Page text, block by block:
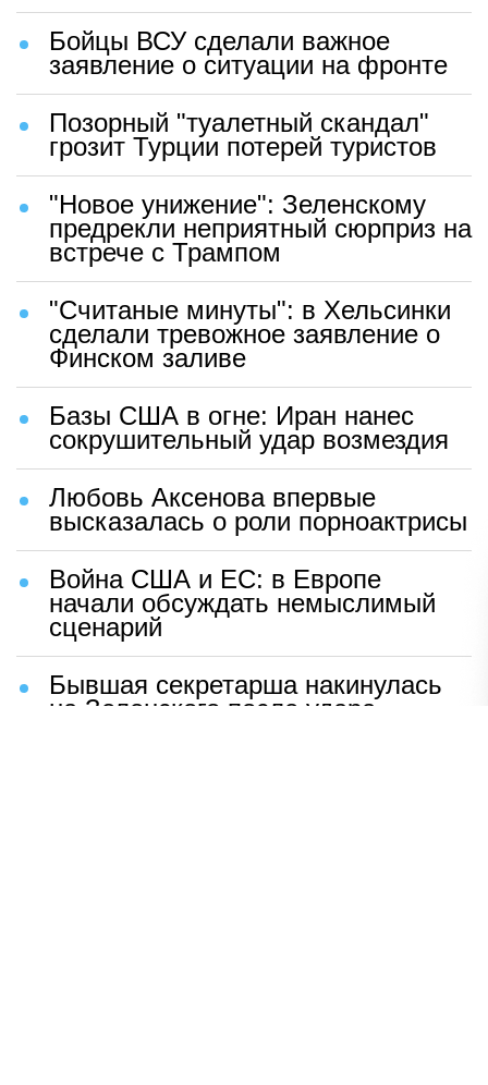
Бойцы ВСУ сделали важное
заявление о ситуации на фронте
Позорный "туалетный скандал"
грозит Турции потерей туристов
"Новое унижение": Зеленскому
предрекли неприятный сюрприз на
встрече с Трампом
"Считаные минуты": в Хельсинки
сделали тревожное заявление о
Финском заливе
Базы США в огне: Иран нанес
сокрушительный удар возмездия
Любовь Аксенова впервые
высказалась о роли порноактрисы
Война США и ЕС: в Европе
начали обсуждать немыслимый
сценарий
Бывшая секретарша накинулась
на Зеленского после удара